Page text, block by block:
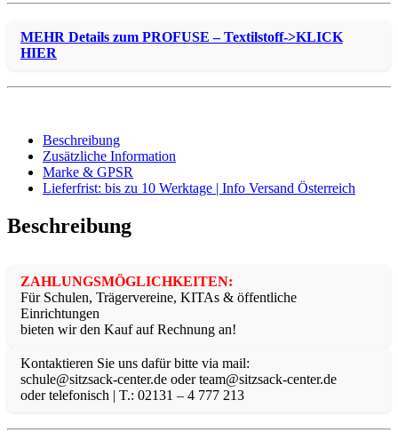
MEHR Details zum PROFUSE – Textilstoff->KLICK
HIER
Beschreibung
Zusätzliche Information
Marke & GPSR
Lieferfrist: bis zu 10 Werktage | Info Versand Österreich
Beschreibung
ZAHLUNGSMÖGLICHKEITEN:
Für Schulen, Trägervereine, KITAs & öffentliche
Einrichtungen
bieten wir den Kauf auf Rechnung an!
Kontaktieren Sie uns dafür bitte via mail:
schule@sitzsack-center.de oder team@sitzsack-center.de
oder telefonisch | T.: 02131 – 4 777 213